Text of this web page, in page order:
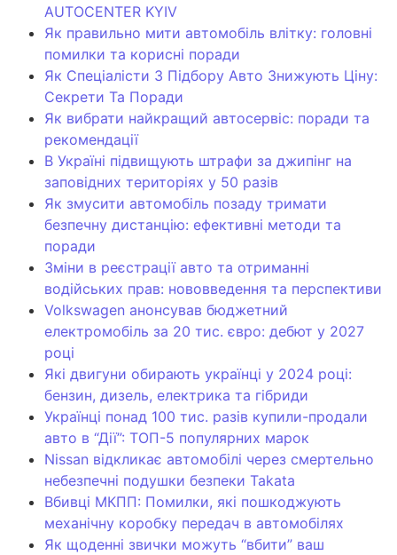
AUTOCENTER KYIV
Як правильно мити автомобіль влітку: головні
помилки та корисні поради
Як Спеціалісти З Підбору Авто Знижують Ціну:
Секрети Та Поради
Як вибрати найкращий автосервіс: поради та
рекомендації
В Україні підвищують штрафи за джипінг на
заповідних територіях у 50 разів
Як змусити автомобіль позаду тримати
безпечну дистанцію: ефективні методи та
поради
Зміни в реєстрації авто та отриманні
водійських прав: нововведення та перспективи
Volkswagen анонсував бюджетний
електромобіль за 20 тис. євро: дебют у 2027
році
Які двигуни обирають українці у 2024 році:
бензин, дизель, електрика та гібриди
Українці понад 100 тис. разів купили-продали
авто в “Дії”: ТОП-5 популярних марок
Nissan відкликає автомобілі через смертельно
небезпечні подушки безпеки Takata
Вбивці МКПП: Помилки, які пошкоджують
механічну коробку передач в автомобілях
Як щоденні звички можуть “вбити” ваш